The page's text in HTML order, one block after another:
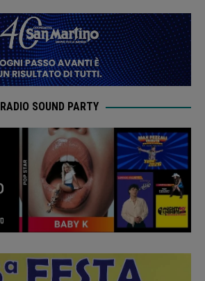
RADIO SOUND PARTY